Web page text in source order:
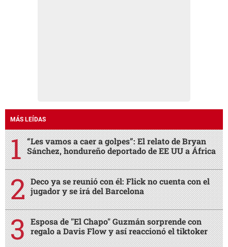
MÁS LEÍDAS
“Les vamos a caer a golpes”: El relato de Bryan
Sánchez, hondureño deportado de EE UU a África
Deco ya se reunió con él: Flick no cuenta con el
jugador y se irá del Barcelona
Esposa de "El Chapo" Guzmán sorprende con
regalo a Davis Flow y así reaccionó el tiktoker